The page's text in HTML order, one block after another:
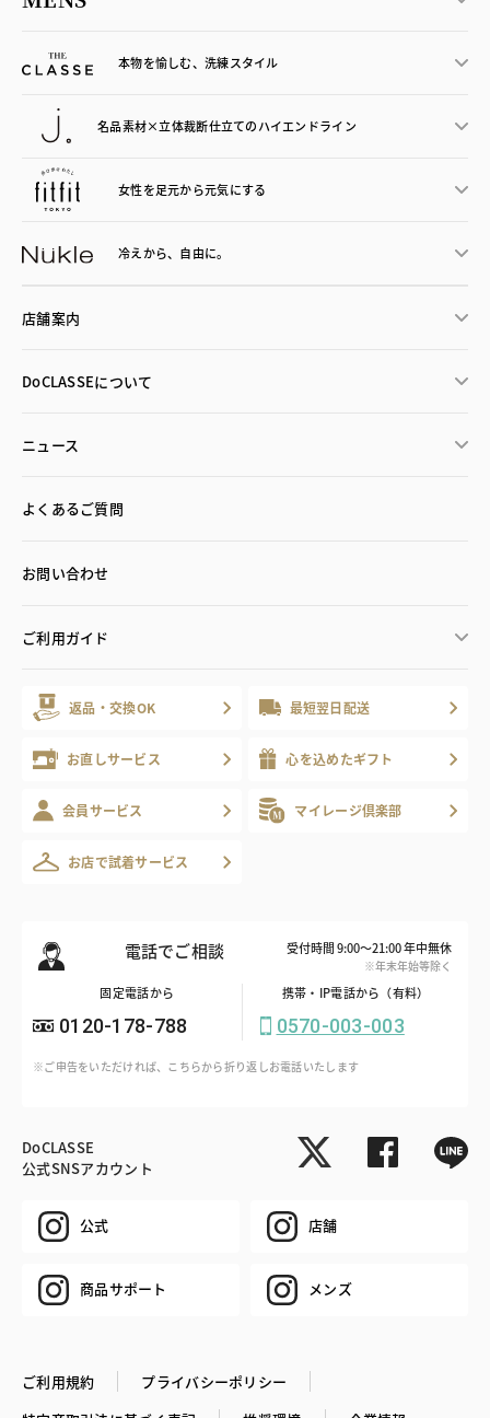
本物を愉しむ、洗練スタイル
名品素材×立体裁断仕立てのハイエンドライン
女性を足元から元気にする
冷えから、 自由に。
店舗案内
DoCLASSEについて
ニュース
よくあるご質問
お問い合わせ
ご利用ガイド
返品・交換OK 最短翌日配送
お直しサービス 心を込めたギフト
会員サービス マイレージ倶楽部
お店で試着サービス
電話でご相談 受付時間 9:00～21:00 年中無休
※年末年始等除く
固定電話から
0120-178-788
携帯・IP電話から（有料）
0570-003-003
※ご申告をいただければ、こちらから折り返しお電話いたします
DoCLASSE
公式SNSアカウント
公式 店舗
商品サポート メンズ
ご利用規約
プライバシーポリシー